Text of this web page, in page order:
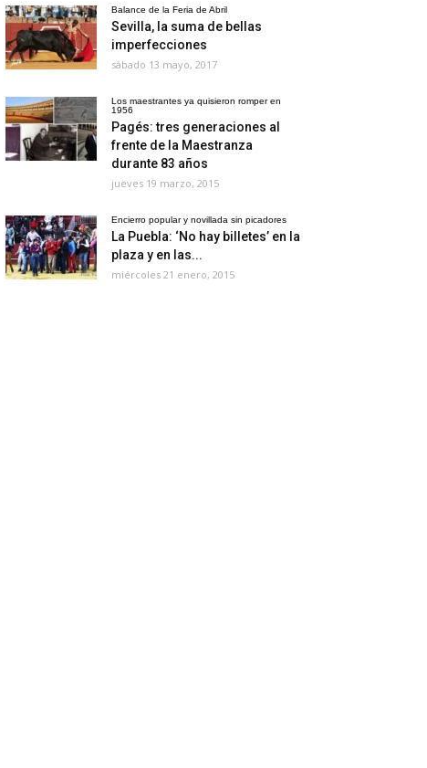
Balance de la Feria de Abril
Sevilla, la suma de bellas
imperfecciones
sábado 13 mayo, 2017
Los maestrantes ya quisieron romper en
1956
Pagés: tres generaciones al
frente de la Maestranza
durante 83 años
jueves 19 marzo, 2015
Encierro popular y novillada sin picadores
La Puebla: ‘No hay billetes’ en la
plaza y en las...
miércoles 21 enero, 2015